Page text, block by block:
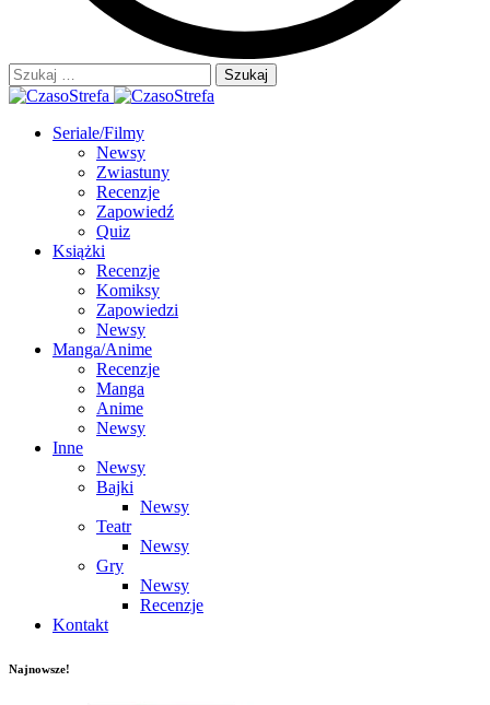
Szukaj:
Seriale/Filmy
Newsy
Zwiastuny
Recenzje
Zapowiedź
Quiz
Książki
Recenzje
Komiksy
Zapowiedzi
Newsy
Manga/Anime
Recenzje
Manga
Anime
Newsy
Inne
Newsy
Bajki
Newsy
Teatr
Newsy
Gry
Newsy
Recenzje
Kontakt
Najnowsze!